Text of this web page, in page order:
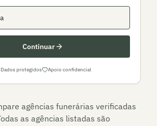
Continuar
Dados protegidos Apoio confidencial
agências funerárias verificadas
as agências listadas são